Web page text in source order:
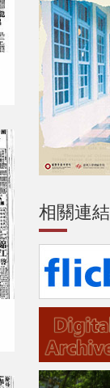
相關連結